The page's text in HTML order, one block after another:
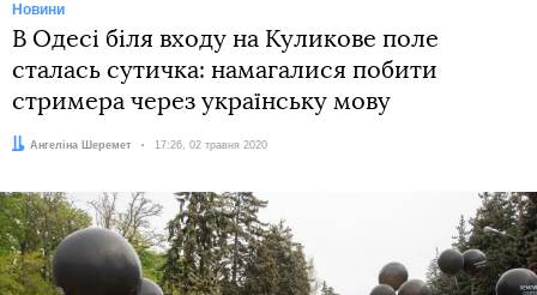
Новини
В Одесі біля входу на Куликове поле
сталась сутичка: намагалися побити
стримера через українську мову
Автор:
Ангеліна Шеремет Дата:
17:26, 02 травня 2020